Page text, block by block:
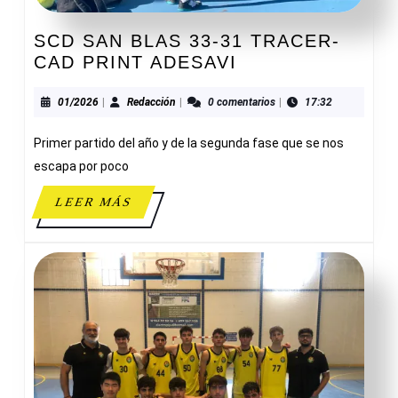
SCD SAN BLAS 33-31 TRACER-
CAD PRINT ADESAVI
BLAS
31
01/202601/2026Redacción Redacción0 comentarios 17:32
Primer partido del año y de la segunda fase que se nos
escapa por poco
LEER MÁSLEER
MÁS